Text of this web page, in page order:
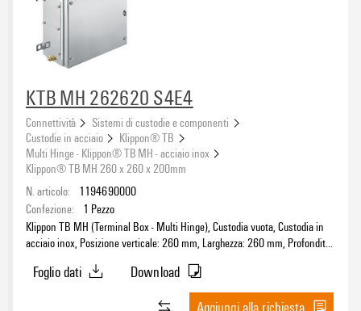
KTB MH 262620 S4E4
Connettività
Sistemi di custodie e componenti
Custodie in acciaio
Klippon® TB
Multi Hinge - Klippon® TB MH - acciaio inox
Klippon® TB MH 260 x 260 x 200mm
N. articolo:
1194690000
Confezione:
1 Pezzo
Klippon TB MH (Terminal Box - Multi Hinge), Custodia vuota, Custodia in
acciaio inox, Posizione verticale: 260 mm, Larghezza: 260 mm, Profondità:
acciaio inossidabile 1.4404 (316L), lucidatura elettrochimica, argento
Foglio dati
Download
Aggiungi alla richiesta